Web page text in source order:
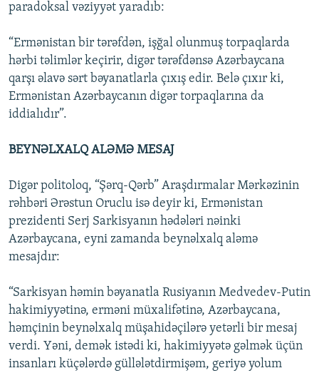
paradoksal vəziyyət yaradıb:
“Ermənistan bir tərəfdən, işğal olunmuş torpaqlarda
hərbi təlimlər keçirir, digər tərəfdənsə Azərbaycana
qarşı əlavə sərt bəyanatlarla çıxış edir. Belə çıxır ki,
Ermənistan Azərbaycanın digər torpaqlarına da
iddialıdır”.
BEYNƏLXALQ ALƏMƏ MESAJ
Digər politoloq, “Şərq-Qərb” Araşdırmalar Mərkəzinin
rəhbəri Ərəstun Oruclu isə deyir ki, Ermənistan
prezidenti Serj Sarkisyanın hədələri nəinki
Azərbaycana, eyni zamanda beynəlxalq aləmə
mesajdır:
“Sarkisyan həmin bəyanatla Rusiyanın Medvedev-Putin
hakimiyyətinə, erməni müxalifətinə, Azərbaycana,
həmçinin beynəlxalq müşahidəçilərə yetərli bir mesaj
verdi. Yəni, demək istədi ki, hakimiyyətə gəlmək üçün
insanları küçələrdə güllələtdirmişəm, geriyə yolum